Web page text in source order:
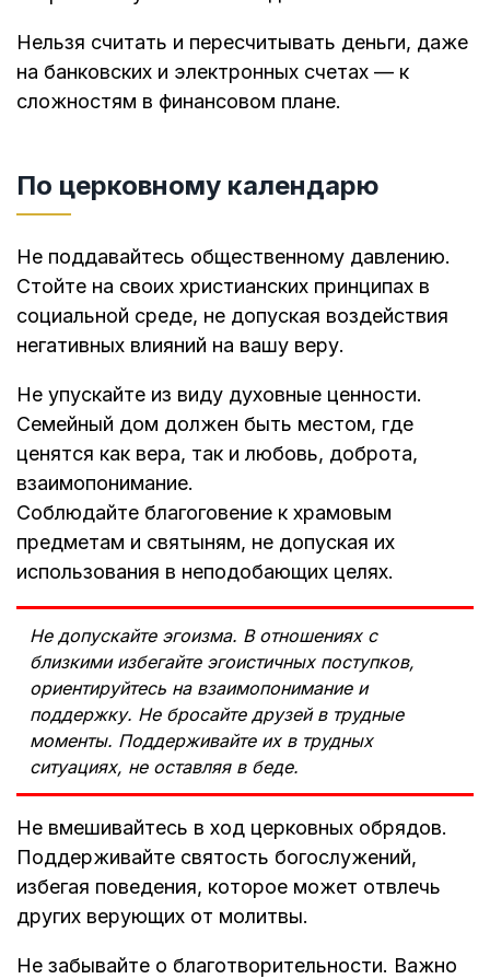
Нельзя считать и пересчитывать деньги, даже
на банковских и электронных счетах — к
сложностям в финансовом плане.
По церковному календарю
Не поддавайтесь общественному давлению.
Стойте на своих христианских принципах в
социальной среде, не допуская воздействия
негативных влияний на вашу веру.
Не упускайте из виду духовные ценности.
Семейный дом должен быть местом, где
ценятся как вера, так и любовь, доброта,
взаимопонимание.
Соблюдайте благоговение к храмовым
предметам и святыням, не допуская их
использования в неподобающих целях.
Не допускайте эгоизма. В отношениях с
близкими избегайте эгоистичных поступков,
ориентируйтесь на взаимопонимание и
поддержку. Не бросайте друзей в трудные
моменты. Поддерживайте их в трудных
ситуациях, не оставляя в беде.
Не вмешивайтесь в ход церковных обрядов.
Поддерживайте святость богослужений,
избегая поведения, которое может отвлечь
других верующих от молитвы.
Не забывайте о благотворительности. Важно